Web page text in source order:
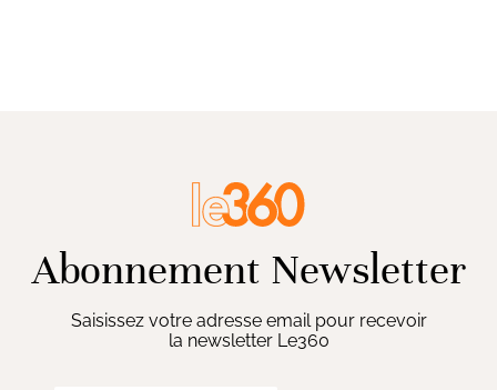
Abonnement Newsletter
Saisissez votre adresse email pour recevoir
la newsletter Le360